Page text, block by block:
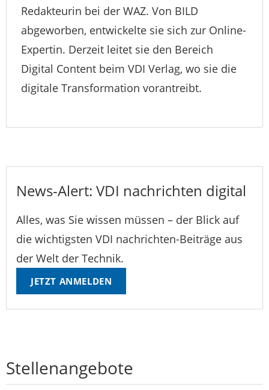
Redakteurin bei der WAZ. Von BILD
abgeworben, entwickelte sie sich zur Online-
Expertin. Derzeit leitet sie den Bereich
Digital Content beim VDI Verlag, wo sie die
digitale Transformation vorantreibt.
News-Alert: VDI nachrichten digital
Alles, was Sie wissen müssen – der Blick auf
die wichtigsten VDI nachrichten-Beiträge aus
der Welt der Technik.
JETZT ANMELDEN
Stellenangebote